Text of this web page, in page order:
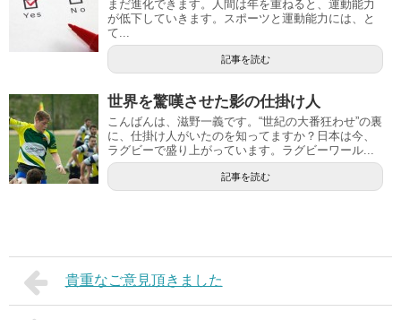
まだ進化できます。人間は年を重ねると、運動能力
が低下していきます。スポーツと運動能力には、と
て...
記事を読む
世界を驚嘆させた影の仕掛け人
こんばんは、滋野一義です。“世紀の大番狂わせ”の裏
に、仕掛け人がいたのを知ってますか？日本は今、
ラグビーで盛り上がっています。ラグビーワール...
記事を読む
貴重なご意見頂きました